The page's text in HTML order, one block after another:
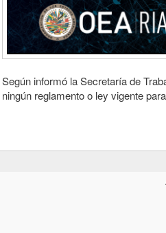
Según informó la Secretaría de
ningún reglamento o ley vigente